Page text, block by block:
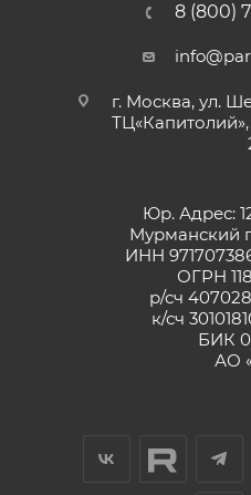
8 (800)
г. Москва, ул.
Юр. Адрес:
Мурманский
ИНН
ОГРН
р/сч
к/сч
БИК
АО